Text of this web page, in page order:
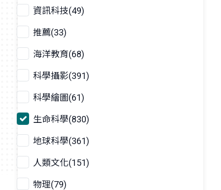
資訊科技(49)
推薦(33)
海洋教育(68)
科學攝影(391)
科學繪圖(61)
生命科學(830)
地球科學(361)
人類文化(151)
物理(79)